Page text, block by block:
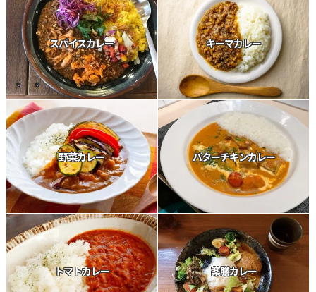
スパイスカレー キーマカレー
野菜カレー バターチキンカレー
トマトカレー 薬膳カレー